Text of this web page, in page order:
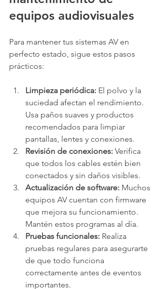
equipos audiovisuales
Para mantener tus sistemas AV en
perfecto estado, sigue estos pasos
prácticos:
Limpieza periódica: El polvo y la
suciedad afectan el rendimiento.
Usa paños suaves y productos
recomendados para limpiar
pantallas, lentes y conexiones.
Revisión de conexiones: Verifica
que todos los cables estén bien
conectados y sin daños visibles.
Actualización de software: Muchos
equipos AV cuentan con firmware
que mejora su funcionamiento.
Mantén estos programas al día.
Pruebas funcionales: Realiza
pruebas regulares para asegurarte
de que todo funciona
correctamente antes de eventos
importantes.